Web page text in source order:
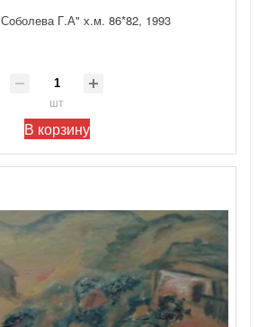
Г.А" х.м. 86*82, 1993
шт
В корзину